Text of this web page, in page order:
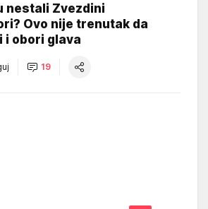
nestali Zvezdini
Ovo nije trenutak da
i obori glava
19